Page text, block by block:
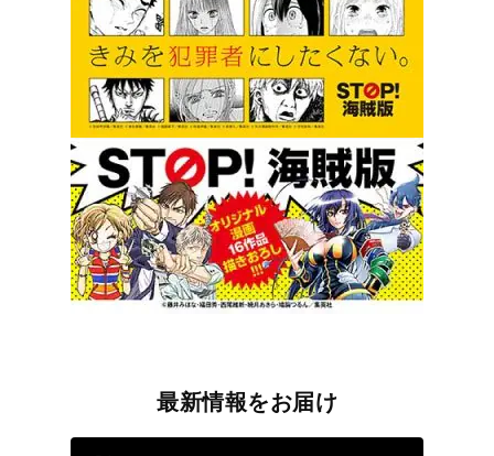
最新情報をお届け